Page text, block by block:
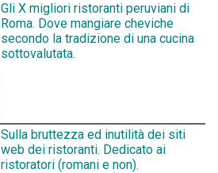
Gli X migliori ristoranti peruviani di
Roma. Dove mangiare cheviche
secondo la tradizione di una cucina
sottovalutata.
Sulla bruttezza ed inutilità dei siti
web dei ristoranti. Dedicato ai
ristoratori (romani e non).